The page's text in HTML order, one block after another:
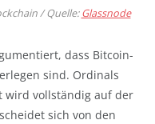
/ Quelle:Glassnode
dass Bitcoin-
sind. Ordinals
vollständig auf der
sich von den